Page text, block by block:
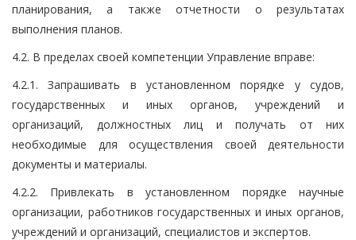
планирования, а также отчетности о результатах
выполнения планов.
4.2. В пределах своей компетенции Управление вправе:
4.2.1. Запрашивать в установленном порядке у судов,
государственных и иных органов, учреждений и
организаций, должностных лиц и получать от них
необходимые для осуществления своей деятельности
документы и материалы.
4.2.2. Привлекать в установленном порядке научные
организации, работников государственных и иных органов,
учреждений и организаций, специалистов и экспертов.